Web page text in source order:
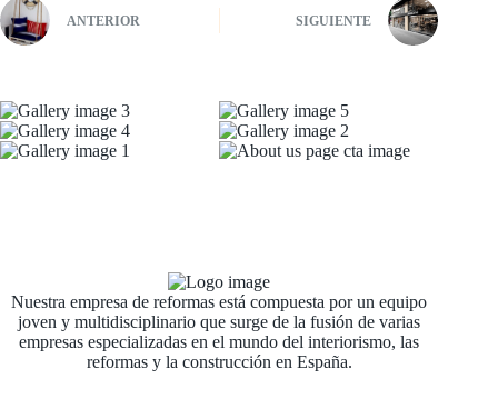
ANTERIOR SIGUIENTE
Nuestra empresa de reformas está compuesta por un equipo
joven y multidisciplinario que surge de la fusión de varias
empresas especializadas en el mundo del interiorismo, las
reformas y la construcción en España.